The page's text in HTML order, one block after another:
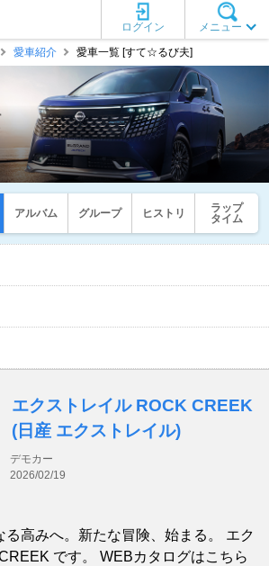
メニュー
ログイン
愛車紹介 愛車一覧 [すて☆るび夫]
アルバム グループ ヒストリ
ラップ
タイム
エクストレイル ROCK CREEK
(日産 エクストレイル)
デモカー
2026/02/19
る高みへ。新たな冒険、始まる。 エク
です。 WEBカタログはこちら